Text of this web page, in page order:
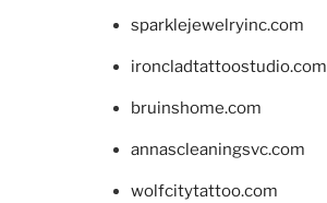
sparklejewelryinc.com
ironcladtattoostudio.com
bruinshome.com
annascleaningsvc.com
wolfcitytattoo.com